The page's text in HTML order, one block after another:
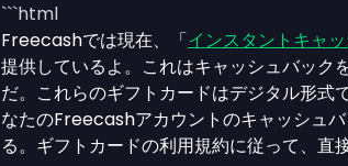
```html
Freecashでは現在、「インスタントキャ
提供しているよ。これはキャッシュバック
だ。これらのギフトカードはデジタル形式
なたのFreecashアカウントのキャッシュ
る。ギフトカードの利用規約に従って、直